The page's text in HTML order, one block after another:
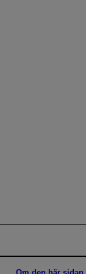
Om den här sidan